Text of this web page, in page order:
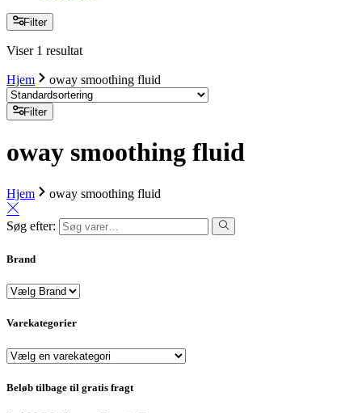
Filter
Viser 1 resultat
Hjem oway smoothing fluid
Filter
oway smoothing fluid
Hjem oway smoothing fluid
Søg efter:
Brand
Varekategorier
Beløb tilbage til gratis fragt